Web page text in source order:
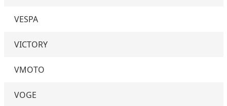
VESPA
VICTORY
VMOTO
VOGE